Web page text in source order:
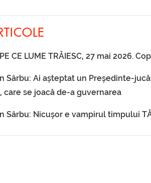
CE LUME TRĂIESC, 27 mai 2026.
Sârbu: Ai așteptat un Președinte-
care se joacă de-a guvernarea
Sârbu: Nicușor e vampirul timpului